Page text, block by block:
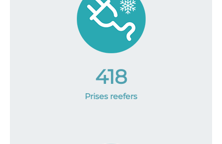
418
Prises reefers